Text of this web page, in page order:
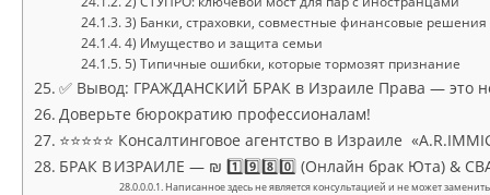
3) Банки, страховки, совместные финансовые решения
4) Имущество и защита семьи
5) Типичные ошибки, которые тормозят признание
✅ Вывод: ГРАЖДАНСКИЙ БРАК в Израиле Права — это
Доверьте бюрократию профессионалам!
⭐⭐⭐⭐⭐ Консалтинговое агентство в Израиле
БРАК В ИЗРАИЛЕ — ₪ 1️⃣9️⃣8️⃣0️⃣ (Онлайн брак Юта) &
Написанное здесь не является консультацией и не может